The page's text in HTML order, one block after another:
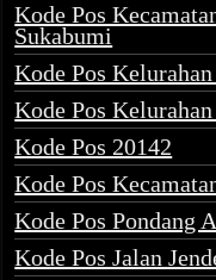
Kode Pos
Sukabumi
Kode Pos
Kode Pos
Kode Pos 20142
Kode Pos
Kode Pos Pondang
Kode Pos Jalan